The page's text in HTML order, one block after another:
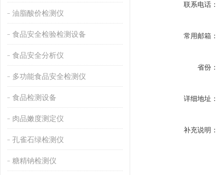
油脂酸价检测仪
食品安全检验检测设备
食品安全分析仪
多功能食品安全检测仪
食品检测设备
肉品嫩度测定仪
孔雀石绿检测仪
糖精钠检测仪
联系电话：
常用邮箱：
省份：
详细地址：
补充说明：